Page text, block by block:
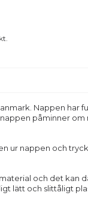
Nappen har
påminner om
ur nappen och
och det kan
lätt och slittåligt